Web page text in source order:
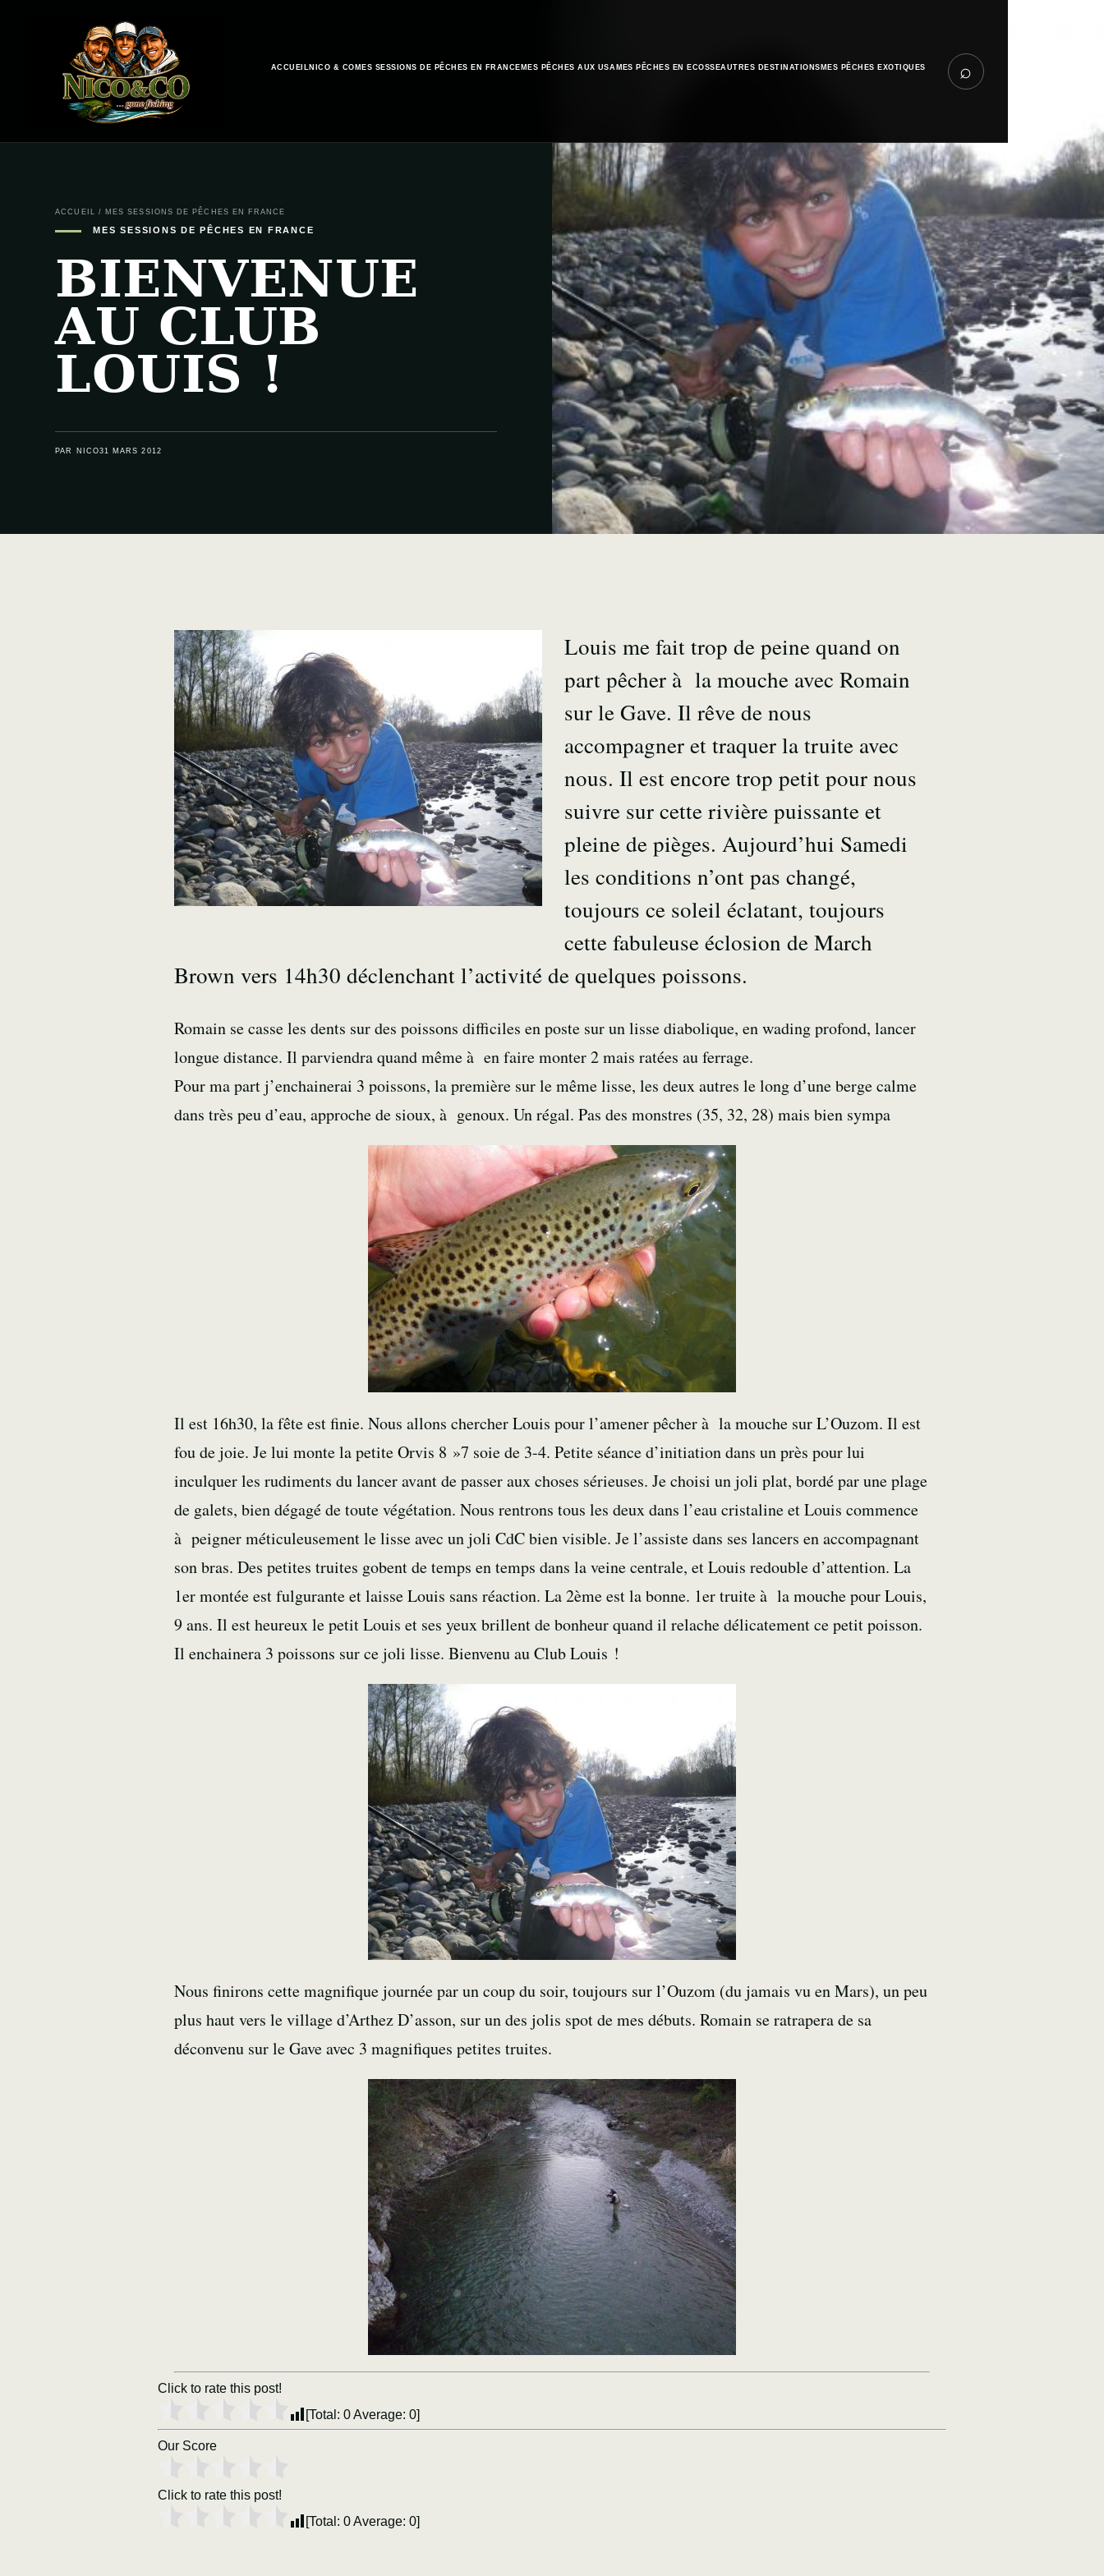
ACCUEIL NICO & CO MES SESSIONS DE PÊCHES EN FRANCE MES PÊCHES AUX USA MES PÊCHES EN ECOSSEAUTRES DESTINATIONS MES PÊCHES EXOTIQUES ⌕
ACCUEIL / MES SESSIONS DE PÊCHES EN FRANCE
MES SESSIONS DE PÊCHES EN FRANCE
BIENVENUE
AU CLUB
LOUIS !
PAR NICO31 MARS 2012
Louis me fait trop de peine quand on
part pêcher à la mouche avec Romain
sur le Gave. Il rêve de nous
accompagner et traquer la truite avec
nous. Il est encore trop petit pour nous
suivre sur cette rivière puissante et
pleine de pièges. Aujourd’hui Samedi
les conditions n’ont pas changé,
toujours ce soleil éclatant, toujours
cette fabuleuse éclosion de March
Brown vers 14h30 déclenchant l’activité de quelques poissons.
Romain se casse les dents sur des poissons difficiles en poste sur un lisse diabolique, en wading profond, lancer
longue distance. Il parviendra quand même à en faire monter 2 mais ratées au ferrage.
Pour ma part j’enchainerai 3 poissons, la première sur le même lisse, les deux autres le long d’une berge calme
dans très peu d’eau, approche de sioux, à genoux. Un régal. Pas des monstres (35, 32, 28) mais bien sympa
Il est 16h30, la fête est finie. Nous allons chercher Louis pour l’amener pêcher à la mouche sur L’Ouzom. Il est
fou de joie. Je lui monte la petite Orvis 8 »7 soie de 3-4. Petite séance d’initiation dans un près pour lui
inculquer les rudiments du lancer avant de passer aux choses sérieuses. Je choisi un joli plat, bordé par une plage
de galets, bien dégagé de toute végétation. Nous rentrons tous les deux dans l’eau cristaline et Louis commence
à peigner méticuleusement le lisse avec un joli CdC bien visible. Je l’assiste dans ses lancers en accompagnant
son bras. Des petites truites gobent de temps en temps dans la veine centrale, et Louis redouble d’attention. La
1er montée est fulgurante et laisse Louis sans réaction. La 2ème est la bonne. 1er truite à la mouche pour Louis,
9 ans. Il est heureux le petit Louis et ses yeux brillent de bonheur quand il relache délicatement ce petit poisson.
Il enchainera 3 poissons sur ce joli lisse. Bienvenu au Club Louis !
Nous finirons cette magnifique journée par un coup du soir, toujours sur l’Ouzom (du jamais vu en Mars), un peu
plus haut vers le village d’Arthez D’asson, sur un des jolis spot de mes débuts. Romain se ratrapera de sa
déconvenu sur le Gave avec 3 magnifiques petites truites.
Click to rate this post!
[Total: 0Average: 0]
Our Score
Click to rate this post!
[Total: 0Average: 0]